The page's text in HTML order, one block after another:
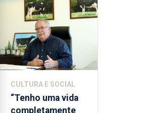
CULTURA E SOCIAL
“Tenho uma vida
completamente